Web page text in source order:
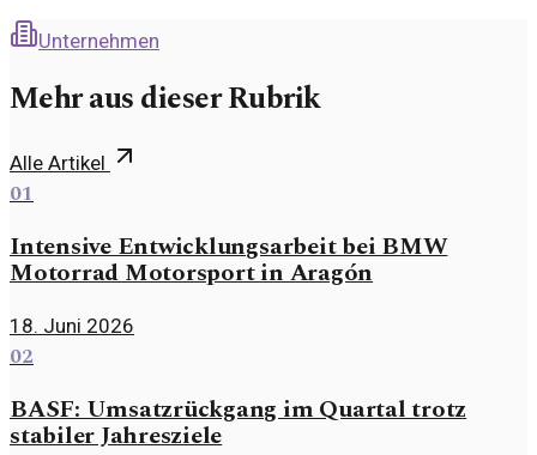
Unternehmen
Mehr aus dieser Rubrik
Alle Artikel
01
Intensive Entwicklungsarbeit bei BMW
Motorrad Motorsport in Aragón
18. Juni 2026
02
BASF: Umsatzrückgang im Quartal trotz
stabiler Jahresziele